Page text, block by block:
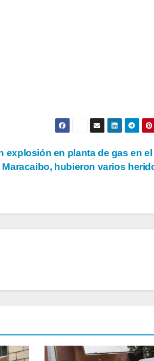
explosión en planta de gas en
Maracaibo, hubieron varios